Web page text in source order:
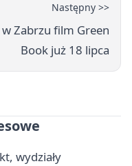
Następny >>
Zabrzu film Green
Book już 18 lipca
wydziały